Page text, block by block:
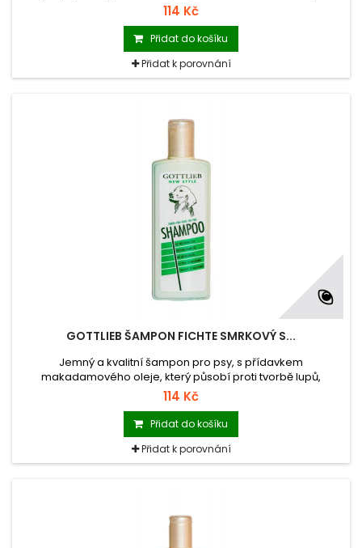
stříbrných pudlů.
114 Kč
Přidat do košíku
Přidat k porovnání
GOTTLIEB ŠAMPON FICHTE SMRKOVÝ S...
Jemný a kvalitní šampon pro psy, s přídavkem
makadamového oleje, který působí proti tvorbě lupů,
příjemně voní (lesní aroma) díky smrkovému extraktu.
114 Kč
Přidat do košíku
Přidat k porovnání